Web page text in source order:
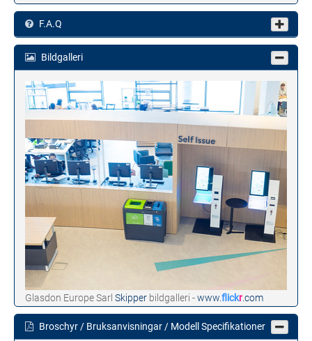
F.A.Q
Bildgalleri
Glasdon Europe Sarl Skipper bildgalleri -www.flickr.com
Broschyr / Bruksanvisningar / Modell Specifikationer